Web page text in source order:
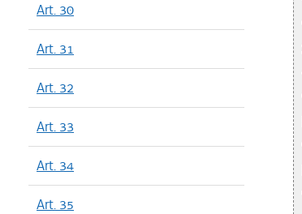
Art. 30
Art. 31
Art. 32
Art. 33
Art. 34
Art. 35